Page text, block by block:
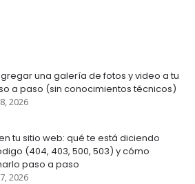
una galería de fotos y video a tu
a paso (sin conocimientos técnicos)
2026
tu sitio web: qué te está diciendo
(404, 403, 500, 503) y cómo
paso a paso
2026